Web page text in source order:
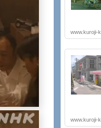
www.kuroji-
www.kuroji-